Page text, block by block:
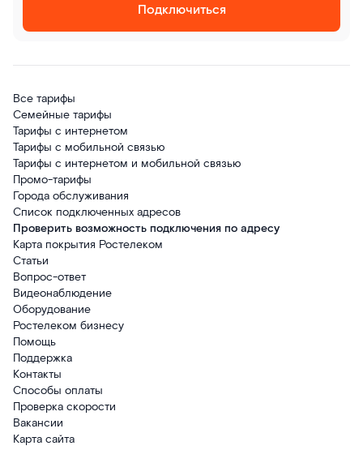
Подключиться
Все тарифы
Семейные тарифы
Тарифы с интернетом
Тарифы с мобильной связью
Тарифы с интернетом и мобильной связью
Промо-тарифы
Города обслуживания
Список подключенных адресов
Проверить возможность подключения по адресу
Карта покрытия Ростелеком
Статьи
Вопрос-ответ
Видеонаблюдение
Оборудование
Ростелеком бизнесу
Помощь
Поддержка
Контакты
Способы оплаты
Проверка скорости
Вакансии
Карта сайта